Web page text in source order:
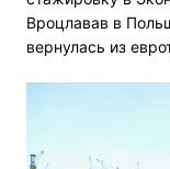
Вроцлавав в
вернулась из